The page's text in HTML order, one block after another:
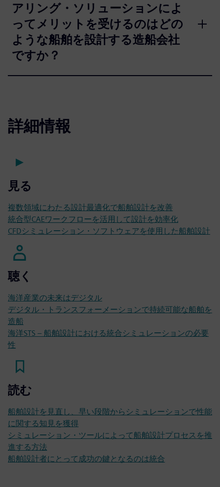
アリング・ソリューションによ
ってメリットを受けるのはどの
ような船舶を設計する造船会社
ですか？
詳細情報
見る
複数領域にわたる設計最適化で船舶設計を改善
統合型CAEワークフローを活用して設計を効率化
CFDシミュレーション・ソフトウェアを使用した船舶設計
聴く
海洋産業の未来はデジタル
デジタル・トランスフォーメーションで持続可能な船舶を
造船
海洋STS – 船舶設計における統合シミュレーションの必要
性
読む
船舶設計を見直し、早い段階からシミュレーションで性能
に関する知見を獲得
シミュレーション・ツールによって船舶設計プロセスを推
進する方法
船舶設計者にとって成功の鍵となるのは統合